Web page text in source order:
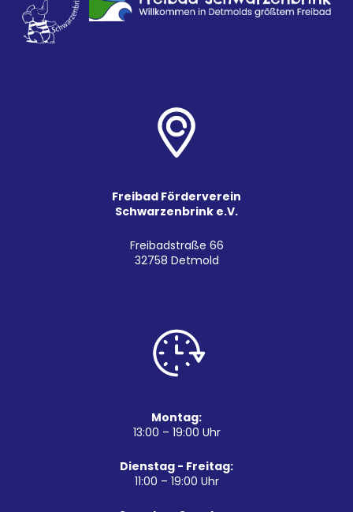
Freibad Förderverein
Schwarzenbrink e.V.
Freibadstraße 66
32758 Detmold
Montag:
13:00 – 19:00 Uhr
Dienstag - Freitag:
11:00 – 19:00 Uhr